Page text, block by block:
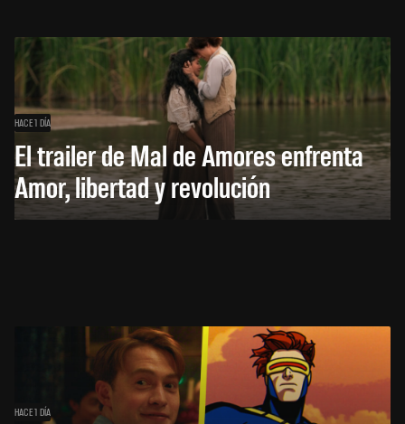
HACE 1 DÍA
El trailer de Mal de Amores enfrenta
Amor, libertad y revolución
HACE 1 DÍA